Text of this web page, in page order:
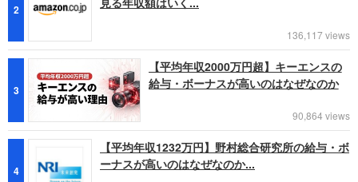
2
136,117 views
3
【平均年収2000万円超】キーエンスの
給与・ボーナスが高いのはなぜなのか
90,864 views
4
【平均年収1232万円】野村総合研究所の給与・ボ
ーナスが高いのはなぜなのか...